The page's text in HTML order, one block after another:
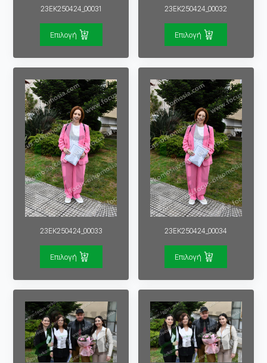
23EK250424_00031
Επιλογή
23EK250424_00032
Επιλογή
23EK250424_00033
Επιλογή
23EK250424_00034
Επιλογή